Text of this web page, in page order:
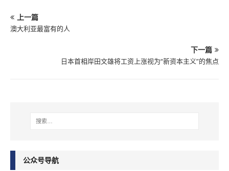
上一篇
澳大利亚最富有的人
下一篇
日本首相岸田文雄将工资上涨视为“新资本主义”的焦点
公众号导航